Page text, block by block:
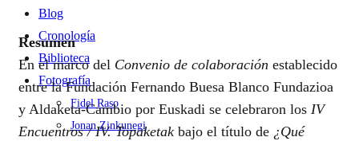
Blog
Cronología
Biblioteca
Fotografía
Fidel Raso
Jonan Zinkunegi
Resumen
En el marco del Convenio de colaboración establecido
entre la Fundación Fernando Buesa Blanco Fundazioa
y Aldaketa-Cambio por Euskadi se celebraron los IV
Encuentros / IV. Topaketak bajo el título de ¿Qué